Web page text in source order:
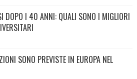
DOPO I 40 ANNI: QUALI SONO I MIGLIORI
SONO PREVISTE IN EUROPA NEL